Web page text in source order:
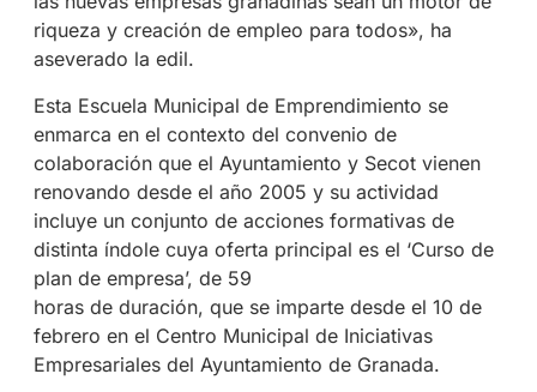
riqueza y creación de empleo para todos», ha
aseverado la edil.
Esta Escuela Municipal de Emprendimiento se
enmarca en el contexto del convenio de
colaboración que el Ayuntamiento y Secot vienen
renovando desde el año 2005 y su actividad
incluye un conjunto de acciones formativas de
distinta índole cuya oferta principal es el ‘Curso de
plan de empresa’, de 59
horas de duración, que se imparte desde el 10 de
febrero en el Centro Municipal de Iniciativas
Empresariales del Ayuntamiento de Granada.